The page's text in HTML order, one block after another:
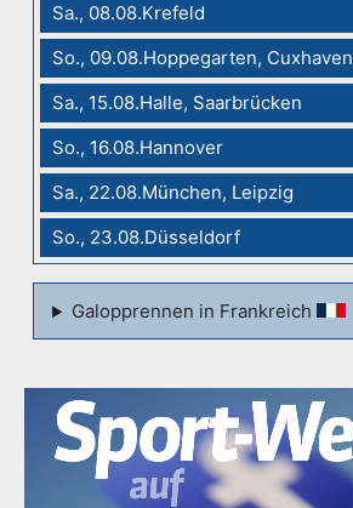
Sa., 08.08.Krefeld
So., 09.08.Hoppegarten, Cuxhaven
Sa., 15.08.Halle, Saarbrücken
So., 16.08.Hannover
Sa., 22.08.München, Leipzig
So., 23.08.Düsseldorf
Galopprennen in Frankreich